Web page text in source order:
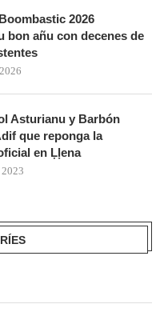
2026
bon añu con decenes de
Asturianu y Barbón
que reponga la
en Ḷḷena
2023